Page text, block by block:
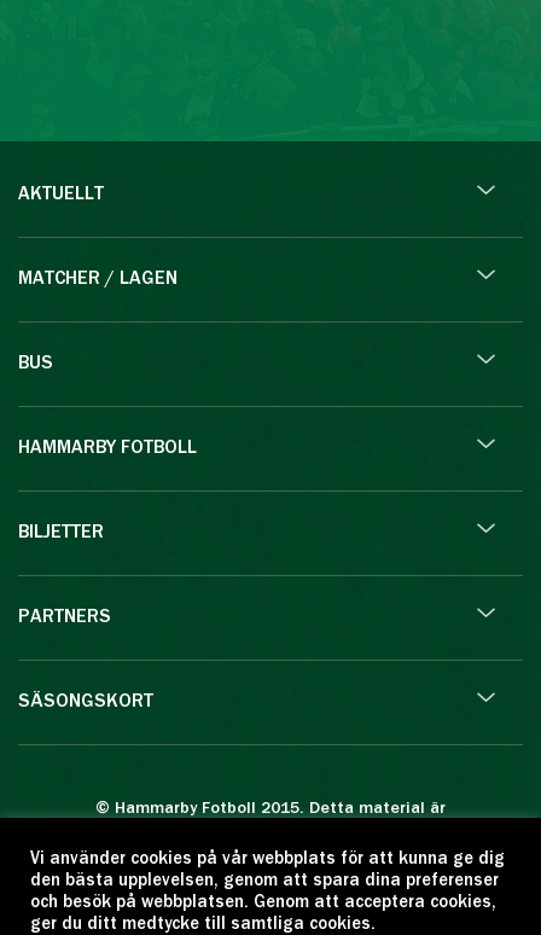
AKTUELLT
MATCHER / LAGEN
BUS
HAMMARBY FOTBOLL
BILJETTER
PARTNERS
SÄSONGSKORT
© Hammarby Fotboll 2015. Detta material är
Eftertryck eller annan kopiering är förbjuden.
Citera oss gärna men ange källan:
www.hammarbyfotboll.se. Ansvarig utgivare:
Vi använder cookies på vår webbplats för att kunna ge dig
den bästa upplevelsen, genom att spara dina preferenser
och besök på webbplatsen. Genom att acceptera cookies,
ger du ditt medtycke till samtliga cookies.